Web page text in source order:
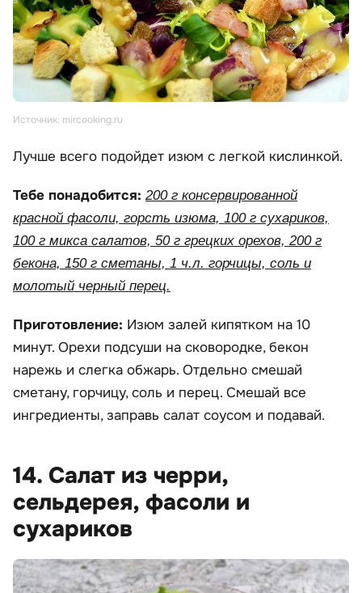
Источник: mircooking.ru
Лучше всего подойдет изюм с легкой кислинкой.
Тебе понадобится: 200 г консервированной
красной фасоли, горсть изюма, 100 г сухариков,
100 г микса салатов, 50 г грецких орехов, 200 г
бекона, 150 г сметаны, 1 ч.л. горчицы, соль и
молотый черный перец.
Приготовление: Изюм залей кипятком на 10
минут. Орехи подсуши на сковородке, бекон
нарежь и слегка обжарь. Отдельно смешай
сметану, горчицу, соль и перец. Смешай все
ингредиенты, заправь салат соусом и подавай.
14. Салат из черри,
сельдерея, фасоли и
сухариков